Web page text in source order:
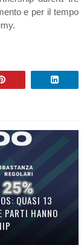
e per il tempo
QUASI 13
PARTI HANNO